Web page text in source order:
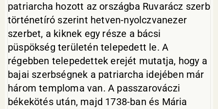
patriarcha hozott az országba Ruvarácz szerb
történetíró szerint hetven-nyolczvanezer
szerbet, a kiknek egy része a bácsi
püspökség területén telepedett le. A
régebben telepedettek erejét mutatja, hogy a
bajai szerbségnek a patriarcha idejében már
három temploma van. A passzarováczi
békekötés után, majd 1738-ban és Mária